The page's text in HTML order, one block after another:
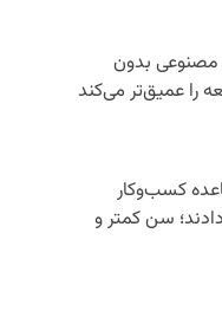
بدون
را عمیق‌تر می‌کند
کسب‌وکار
سن‌ کمتر و